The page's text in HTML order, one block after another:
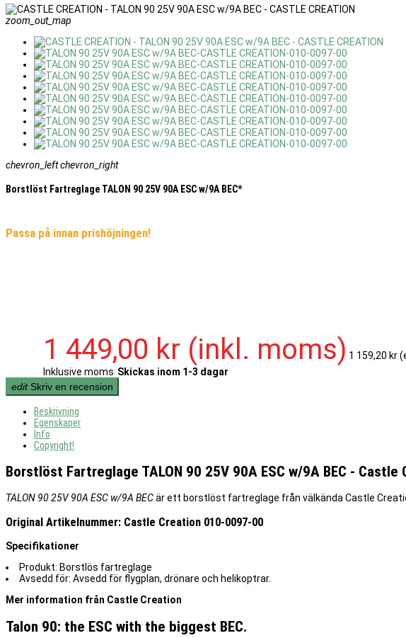
zoom_out_map
chevron_leftchevron_right
Borstlöst Fartreglage TALON 90 25V 90A ESC w/9A BEC*
Passa på innan prishöjningen!
1 449,00 kr (inkl. moms) 1 159,20 kr
Inklusive moms Skickas inom 1-3 dagar
edit Skriv en recension
Beskrivning
Egenskaper
Info
Copyright!
Borstlöst Fartreglage TALON 90 25V 90A ESC w/9A BEC -
TALON 90 25V 90A ESC w/9A BECär ett borstlöst fartreglage från välkända Castle
Original Artikelnummer: Castle Creation 010-0097-00
Specifikationer
Produkt: Borstlös fartreglage
Avsedd för: Avsedd för flygplan, drönare och helikoptrar.
Mer information från Castle Creation
Talon 90: the ESC with the biggest BEC.